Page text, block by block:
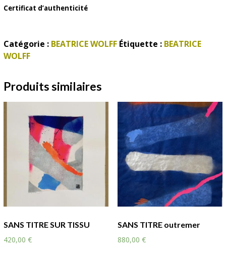
Certificat d’authenticité
Catégorie : BEATRICE WOLFF Étiquette : BEATRICE
WOLFF
Produits similaires
SANS TITRE SUR TISSU
420,00€
SANS TITRE outremer
880,00 €